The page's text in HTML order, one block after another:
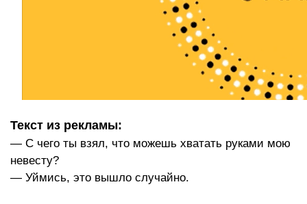
Текст из рекламы:
— С чего ты взял, что можешь хватать руками мою
невесту?
— Уймись, это вышло случайно.